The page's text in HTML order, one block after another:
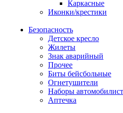
Каркасные
Иконки/крестики
Безопасность
Детское кресло
Жилеты
Знак аварийный
Прочее
Биты бейсбольные
Огнетушители
Наборы
Аптечка